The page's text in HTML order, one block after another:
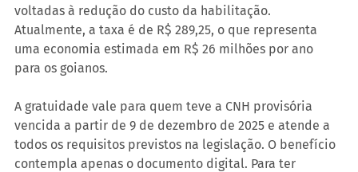
voltadas à redução do custo da habilitação.
Atualmente, a taxa é de R$ 289,25, o que representa
uma economia estimada em R$ 26 milhões por ano
para os goianos.
A gratuidade vale para quem teve a CNH provisória
vencida a partir de 9 de dezembro de 2025 e atende a
todos os requisitos previstos na legislação. O benefício
contempla apenas o documento digital. Para ter